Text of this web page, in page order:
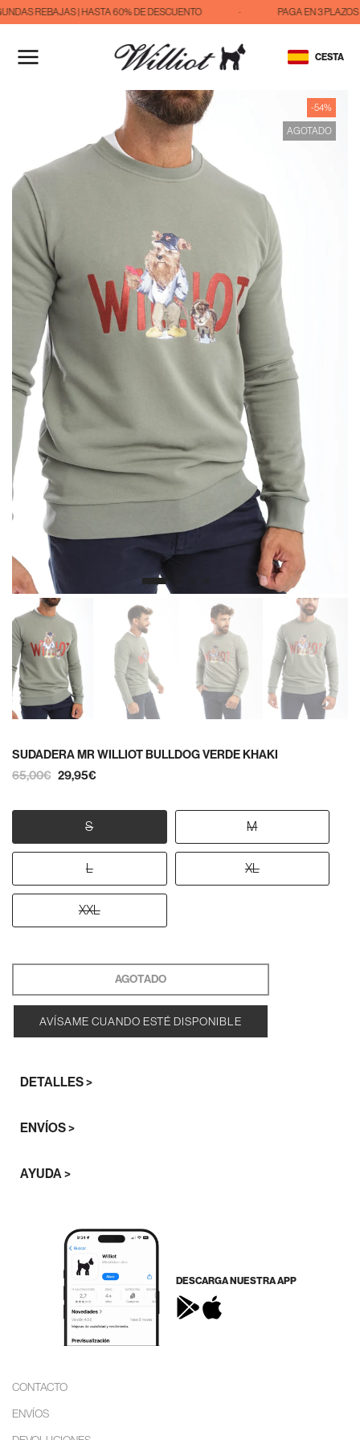
IR
CONTENIDO
REBAJAS | HASTA 60% DE DESCUENTO PAGA EN 3
CESTA
-54%
AGOTADO
SUDADERA MR WILLIOT BULLDOG VERDE KHAKI
65,00€ 29,95€
S M
L XL
XXL
AGOTADO
AVÍSAME CUANDO ESTÉ DISPONIBLE
DETALLES >
ENVÍOS >
AYUDA >
DESCARGA NUESTRA APP
CONTACTO
ENVÍOS